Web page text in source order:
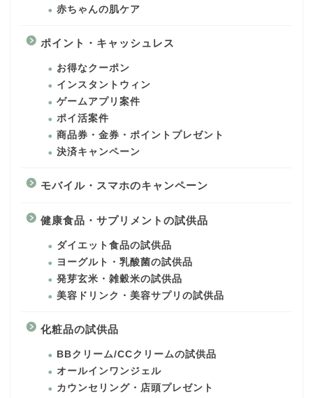
赤ちゃんの肌ケア
ポイント・キャッシュレス
お得なクーポン
インスタントウィン
ゲームアプリ案件
ポイ活案件
商品券・金券・ポイントプレゼント
決済キャンペーン
モバイル・スマホのキャンペーン
健康食品・サプリメントの試供品
ダイエット食品の試供品
ヨーグルト・乳酸菌の試供品
発芽玄米・雑穀米の試供品
美容ドリンク・美容サプリの試供品
化粧品の試供品
BBクリーム/CCクリームの試供品
オールインワンジェル
カウンセリング・店頭プレゼント